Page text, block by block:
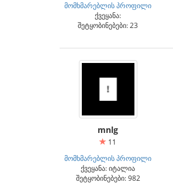
მომხმარებლის პროფილი
ქვეყანა:
შეტყობინებები: 23
mnlg
11
მომხმარებლის პროფილი
ქვეყანა: იტალია
შეტყობინებები: 982